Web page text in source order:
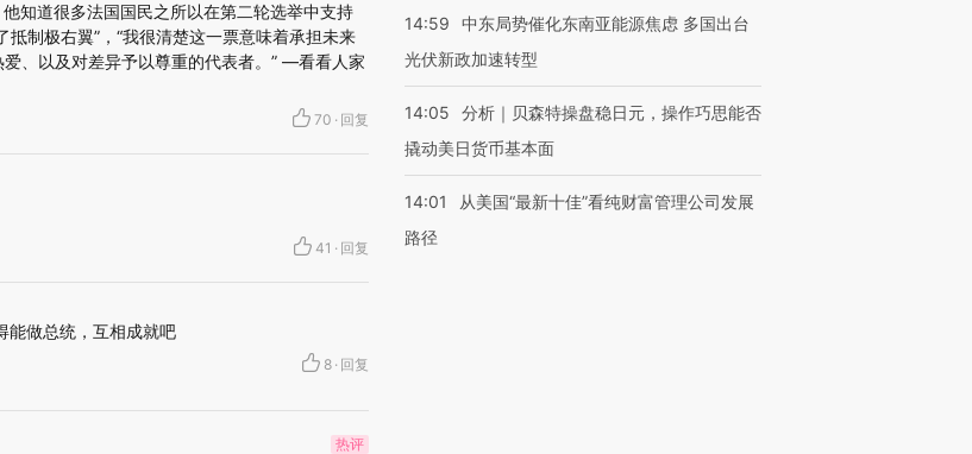
知道很多法国国民之所以在第二轮选举中支持
制极右翼”，“我很清楚这一票意味着承担未来
、以及对差异予以尊重的代表者。” —看看人家
70 · 回复
41 · 回复
能做总统，互相成就吧
8 · 回复
热评
14:59
中东局势催化东南亚能源焦虑 多国出台
光伏新政加速转型
14:05
分析｜贝森特操盘稳日元，操作巧思能否
撬动美日货币基本面
14:01
从美国“最新十佳”看纯财富管理公司发展
路径